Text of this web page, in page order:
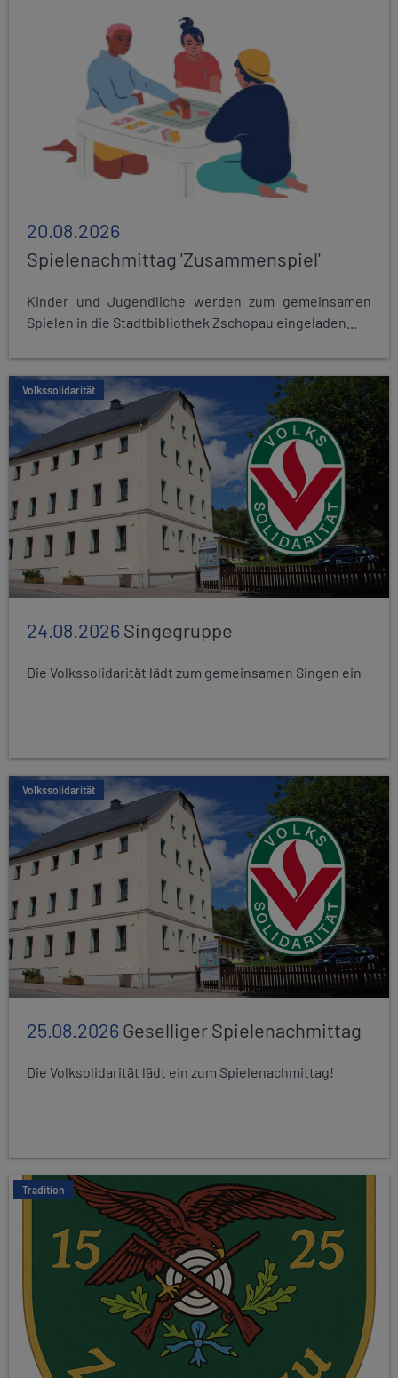
20.08.2026
Spielenachmittag 'Zusammenspiel'
Kinder und Jugendliche werden zum gemeinsamen
Spielen in die Stadtbibliothek Zschopau eingeladen...
Volkssolidarität
24.08.2026Singegruppe
Die Volkssolidarität lädt zum gemeinsamen Singen ein
Volkssolidarität
25.08.2026Geselliger Spielenachmittag
Die Volksolidarität lädt ein zum Spielenachmittag!
Tradition